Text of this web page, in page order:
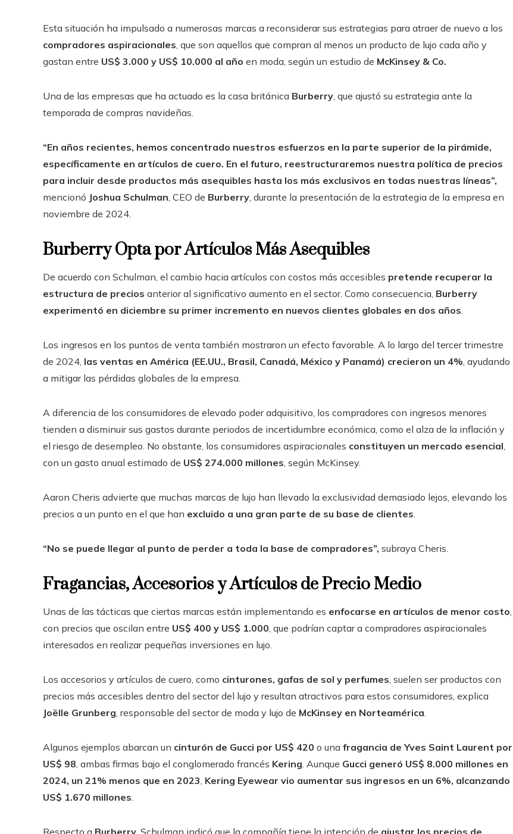
Esta situación ha impulsado a numerosas marcas a reconsiderar sus estrategias para atraer de nuevo a los
compradores aspiracionales, que son aquellos que compran al menos un producto de lujo cada año y
gastan entre US$ 3.000 y US$ 10.000 al año en moda, según un estudio de McKinsey & Co.
Una de las empresas que ha actuado es la casa británica Burberry, que ajustó su estrategia ante la
temporada de compras navideñas.
“En años recientes, hemos concentrado nuestros esfuerzos en la parte superior de la pirámide,
específicamente en artículos de cuero. En el futuro, reestructuraremos nuestra política de precios
para incluir desde productos más asequibles hasta los más exclusivos en todas nuestras líneas”,
mencionó Joshua Schulman, CEO de Burberry, durante la presentación de la estrategia de la empresa en
noviembre de 2024.
Burberry Opta por Artículos Más Asequibles
De acuerdo con Schulman, el cambio hacia artículos con costos más accesibles pretende recuperar la
estructura de precios anterior al significativo aumento en el sector. Como consecuencia, Burberry
experimentó en diciembre su primer incremento en nuevos clientes globales en dos años.
Los ingresos en los puntos de venta también mostraron un efecto favorable. A lo largo del tercer trimestre
de 2024, las ventas en América (EE.UU., Brasil, Canadá, México y Panamá) crecieron un 4%, ayudando
a mitigar las pérdidas globales de la empresa.
A diferencia de los consumidores de elevado poder adquisitivo, los compradores con ingresos menores
tienden a disminuir sus gastos durante periodos de incertidumbre económica, como el alza de la inflación y
el riesgo de desempleo. No obstante, los consumidores aspiracionales constituyen un mercado esencial,
con un gasto anual estimado de US$ 274.000 millones, según McKinsey.
Aaron Cheris advierte que muchas marcas de lujo han llevado la exclusividad demasiado lejos, elevando los
precios a un punto en el que han excluido a una gran parte de su base de clientes.
“No se puede llegar al punto de perder a toda la base de compradores”, subraya Cheris.
Fragancias, Accesorios y Artículos de Precio Medio
Unas de las tácticas que ciertas marcas están implementando es enfocarse en artículos de menor costo,
con precios que oscilan entre US$ 400 y US$ 1.000, que podrían captar a compradores aspiracionales
interesados en realizar pequeñas inversiones en lujo.
Los accesorios y artículos de cuero, como cinturones, gafas de sol y perfumes, suelen ser productos con
precios más accesibles dentro del sector del lujo y resultan atractivos para estos consumidores, explica
Joëlle Grunberg, responsable del sector de moda y lujo de McKinsey en Norteamérica.
Algunos ejemplos abarcan un cinturón de Gucci por US$ 420 o una fragancia de Yves Saint Laurent por
US$ 98, ambas firmas bajo el conglomerado francés Kering. Aunque Gucci generó US$ 8.000 millones en
2024, un 21% menos que en 2023, Kering Eyewear vio aumentar sus ingresos en un 6%, alcanzando
US$ 1.670 millones.
Respecto a Burberry, Schulman indicó que la compañía tiene la intención de ajustar los precios de